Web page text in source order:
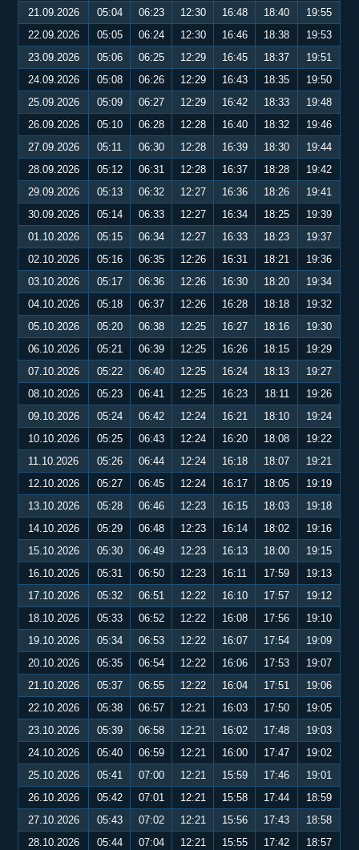
21.09.2026
05:04 06:23 12:30 16:48 18:40
19:55
22.09.2026
05:05 06:24 12:30 16:46 18:38
19:53
23.09.2026
05:06 06:25 12:29 16:45 18:37
19:51
24.09.2026
05:08 06:26 12:29 16:43 18:35
19:50
25.09.2026
05:09 06:27 12:29 16:42 18:33
19:48
26.09.2026
05:10 06:28 12:28 16:40 18:32
19:46
27.09.2026
05:11 06:30 12:28 16:39 18:30
19:44
28.09.2026
05:12 06:31 12:28 16:37 18:28
19:42
29.09.2026
05:13 06:32 12:27 16:36 18:26
19:41
30.09.2026
05:14 06:33 12:27 16:34 18:25
19:39
01.10.2026
05:15 06:34 12:27 16:33 18:23
19:37
02.10.2026
05:16 06:35 12:26 16:31 18:21
19:36
03.10.2026
05:17 06:36 12:26 16:30 18:20
19:34
04.10.2026
05:18 06:37 12:26 16:28 18:18
19:32
05.10.2026
05:20 06:38 12:25 16:27 18:16
19:30
06.10.2026
05:21 06:39 12:25 16:26 18:15
19:29
07.10.2026
05:22 06:40 12:25 16:24 18:13
19:27
08.10.2026
05:23 06:41 12:25 16:23 18:11
19:26
09.10.2026
05:24 06:42 12:24 16:21 18:10
19:24
10.10.2026
05:25 06:43 12:24 16:20 18:08
19:22
11.10.2026
05:26 06:44 12:24 16:18 18:07
19:21
12.10.2026
05:27 06:45 12:24 16:17 18:05
19:19
13.10.2026
05:28 06:46 12:23 16:15 18:03
19:18
14.10.2026
05:29 06:48 12:23 16:14 18:02
19:16
15.10.2026
05:30 06:49 12:23 16:13 18:00
19:15
16.10.2026
05:31 06:50 12:23 16:11 17:59
19:13
17.10.2026
05:32 06:51 12:22 16:10 17:57
19:12
18.10.2026
05:33 06:52 12:22 16:08 17:56
19:10
19.10.2026
05:34 06:53 12:22 16:07 17:54
19:09
20.10.2026
05:35 06:54 12:22 16:06 17:53
19:07
21.10.2026
05:37 06:55 12:22 16:04 17:51
19:06
22.10.2026
05:38 06:57 12:21 16:03 17:50
19:05
23.10.2026
05:39 06:58 12:21 16:02 17:48
19:03
24.10.2026
05:40 06:59 12:21 16:00 17:47
19:02
25.10.2026
05:41 07:00 12:21 15:59 17:46
19:01
26.10.2026
05:42 07:01 12:21 15:58 17:44
18:59
27.10.2026
05:43 07:02 12:21 15:56 17:43
18:58
28.10.2026
05:44 07:04 12:21 15:55 17:42
18:57